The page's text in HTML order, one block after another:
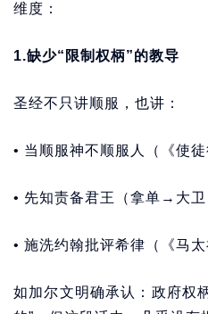
维度：
1.缺少“限制权柄”的教导
圣经不只讲顺服，也讲：
• 当顺服神不顺服人（《使徒
• 先知责备君王（拿单→大卫
• 施洗约翰批评希律（《马太
如加尔文明确承认：政府权